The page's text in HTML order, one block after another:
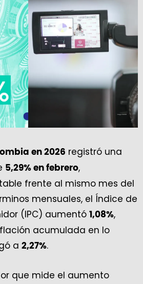
en 2026 registró una
5,29% en febrero,
frente al mismo mes del
mensuales, el Índice de
(IPC) aumentó 1,08%,
acumulada en lo
a 2,27%.
que mide el aumento